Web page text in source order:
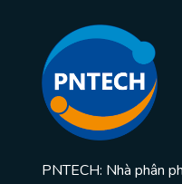
PNTECH: Nhà phân